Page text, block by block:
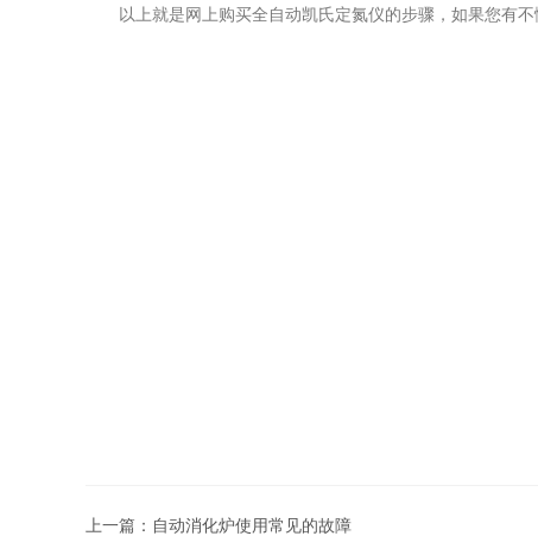
以上就是网上购买全自动凯氏定氮仪的步骤，如果您有不
上一篇： 自动消化炉使用常见的故障